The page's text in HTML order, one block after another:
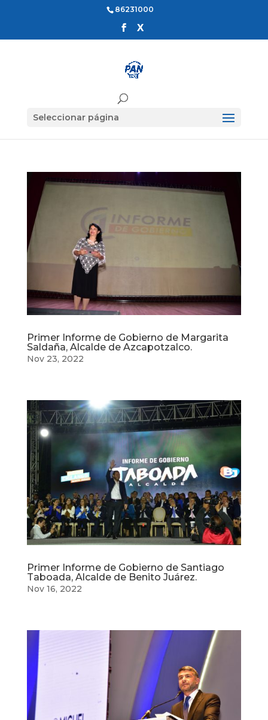
86231000
Seleccionar página
Primer Informe de Gobierno de Margarita
Saldaña, Alcalde de Azcapotzalco.
Nov 23, 2022
Primer Informe de Gobierno de Santiago
Taboada, Alcalde de Benito Juárez.
Nov 16, 2022